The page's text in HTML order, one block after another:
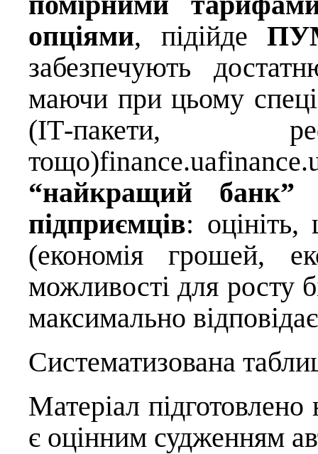
опціями, підійде
забезпечують
маючи при цьому
(ІТ-пакети,
тощо)finance.ua
“найкращий банк”
підприємців:
(економія грошей,
можливості для росту
максимально
Систематизована
Матеріал
є оцінним судженням